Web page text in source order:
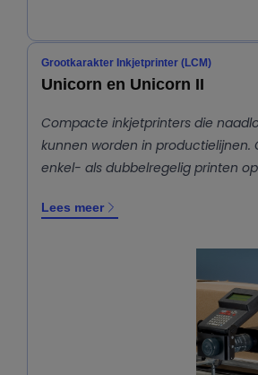
Grootkarakter Inkjetprinter (LCM)
Unicorn en Unicorn II
Compacte inkjetprinters die
kunnen worden in productielijnen.
enkel- als dubbelregelig printen
Lees meer